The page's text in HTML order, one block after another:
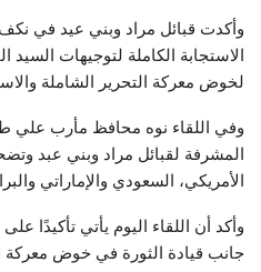
وأكدت قبائل مراد وبني عيد في
الاستجابة الكاملة لتوجيهات
لخوض معركة التحرير الشاملة
وفي اللقاء نوه محافظ مأرب علي
المشرفة لقبائل مراد وبني عبد
الأمريكي، السعودي والإماراتي
وأكد أن اللقاء اليوم يأتي تأكيدًا
جانب قيادة الثورة في خوض معركة